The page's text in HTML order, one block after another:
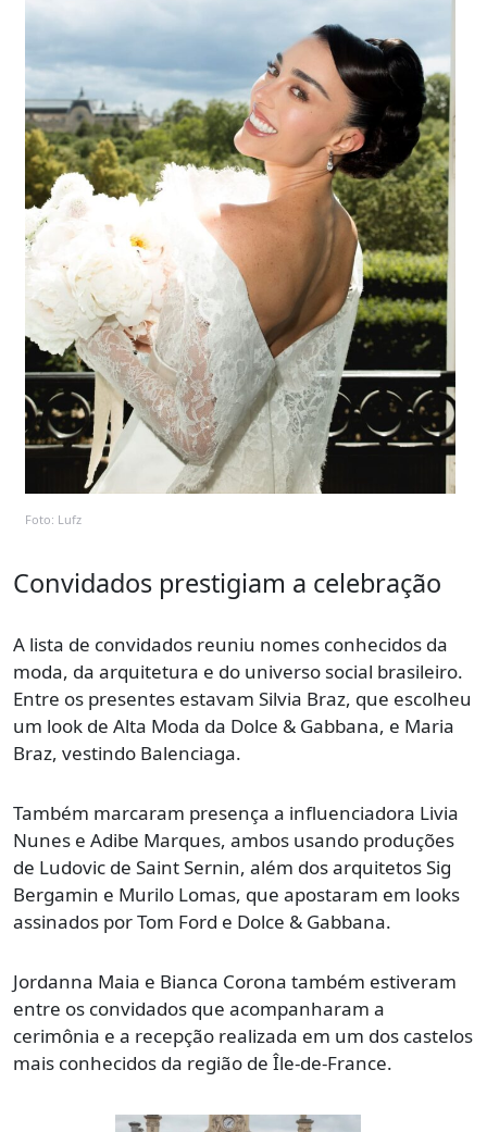
Foto: Lufz
Convidados prestigiam a celebração
A lista de convidados reuniu nomes conhecidos da
moda, da arquitetura e do universo social brasileiro.
Entre os presentes estavam Silvia Braz, que escolheu
um look de Alta Moda da Dolce & Gabbana, e Maria
Braz, vestindo Balenciaga.
Também marcaram presença a influenciadora Livia
Nunes e Adibe Marques, ambos usando produções
de Ludovic de Saint Sernin, além dos arquitetos Sig
Bergamin e Murilo Lomas, que apostaram em looks
assinados por Tom Ford e Dolce & Gabbana.
Jordanna Maia e Bianca Corona também estiveram
entre os convidados que acompanharam a
cerimônia e a recepção realizada em um dos castelos
mais conhecidos da região de Île-de-France.